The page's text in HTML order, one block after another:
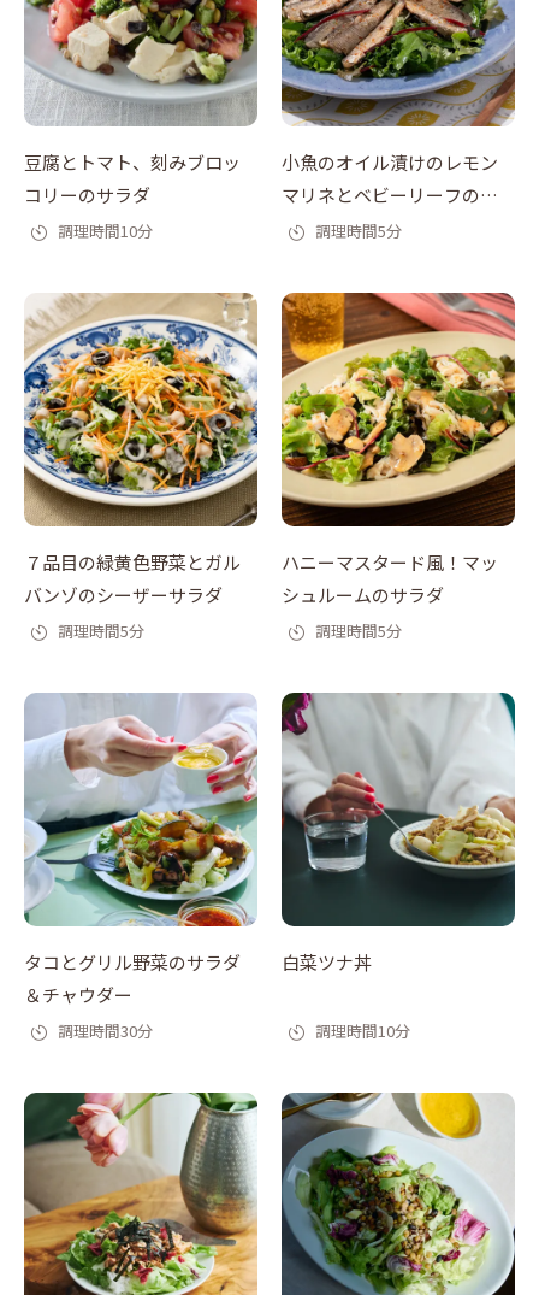
豆腐とトマト、刻みブロッ
コリーのサラダ
調理時間10分
小魚のオイル漬けのレモン
マリネとベビーリーフのサ
ラダ調理時間5分
７品目の緑黄色野菜とガル
バンゾのシーザーサラダ
調理時間5分
ハニーマスタード風！マッ
シュルームのサラダ
調理時間5分
タコとグリル野菜のサラダ
＆チャウダー
調理時間30分
白菜ツナ丼
調理時間10分